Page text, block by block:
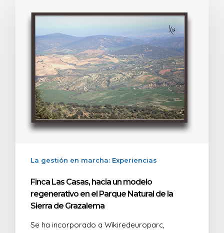
La gestión en marcha: Experiencias
Finca Las Casas, hacia un modelo
regenerativo en el Parque Natural de la
Sierra de Grazalema
Se ha incorporado a Wikiredeuroparc,